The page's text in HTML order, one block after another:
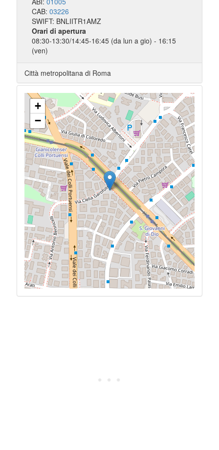
CAB: 03226
SWIFT: BNLIITR1AMZ
Orari di apertura
08:30-13:30/14:45-16:45 (da lun a gio) - 16:15
(ven)
Città metropolitana di Roma
+
−